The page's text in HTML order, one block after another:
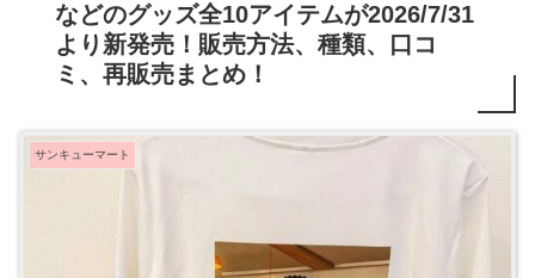
などのグッズ全10アイテムが2026/7/31
より新発売！販売方法、種類、口コ
ミ、再販売まとめ！
サンキューマート